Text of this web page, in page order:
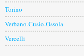
Torino
Verbano-Cusio-Ossola
Vercelli